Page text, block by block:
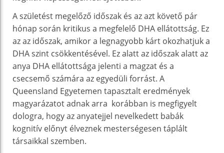
A születést megelőző időszak és az azt követő pár
hónap során kritikus a megfelelő DHA ellátottság. Ez
az az időszak, amikor a legnagyobb kárt okozhatjuk a
DHA szint csökkentésével. Ez alatt az időszak alatt az
anya DHA ellátottsága jelenti a magzat és a
csecsemő számára az egyedüli forrást. A
Queensland Egyetemen tapasztalt eredmények
magyarázatot adnak arra korábban is megfigyelt
dologra, hogy az anyatejjel nevelkedett babák
kognitív előnyt élveznek mesterségesen táplált
társaikkal szemben.